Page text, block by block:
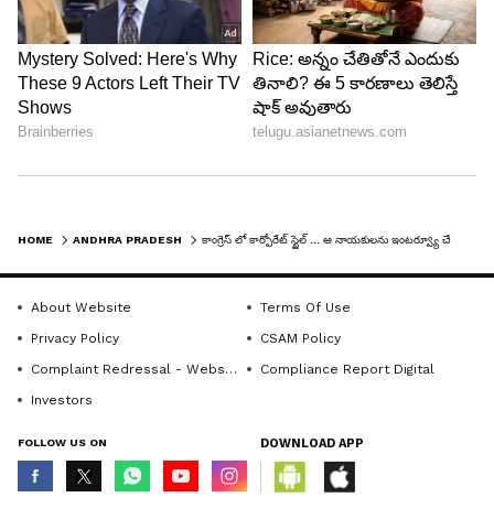
HOME ANDHRA PRADESH
About Website
Terms Of Use
Privacy Policy
CSAM Policy
Complaint Redressal - Website
Compliance Report Digital
Investors
FOLLOW US ON DOWNLOAD APP